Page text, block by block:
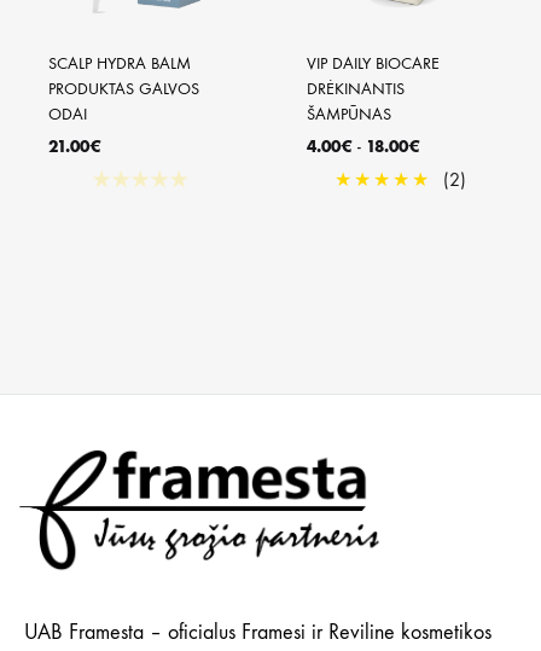
SCALP HYDRA BALM
PRODUKTAS GALVOS
ODAI
21.00€
★★★★★
VIP DAILY BIOCARE
DRĖKINANTIS
ŠAMPŪNAS
4.00€ - 18.00€
★ ★ ★ ★ ★ (2)
UAB Framesta – oficialus Framesi ir Reviline kosmetikos